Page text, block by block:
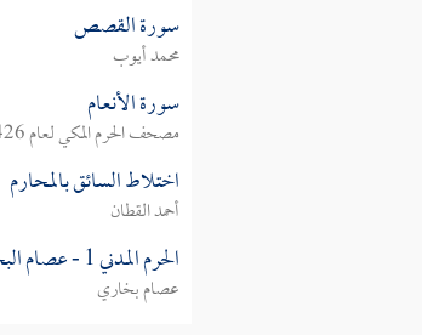
سورة القصص
محمد أيوب
سورة الأنعام
مصحف الحرم المكي لعام 1426هـ
اختلاط السائق بالمحارم
أحمد القطان
الحرم المدني 1 - عصام البخارى
عصام بخاري